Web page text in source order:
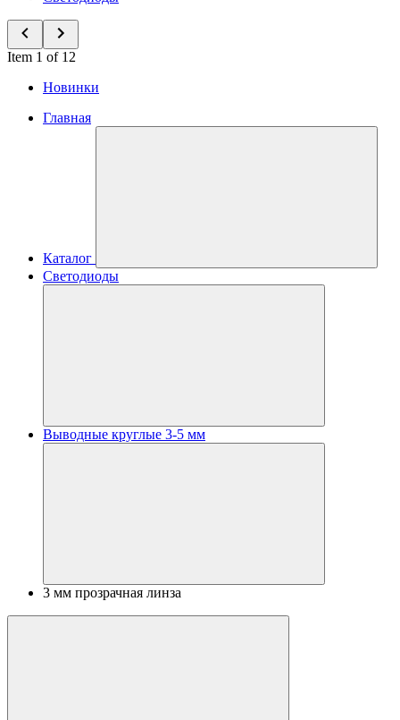
Item 1 of 12
Новинки
Главная
Каталог
Светодиоды
Выводные круглые 3-5 мм
3 мм прозрачная линза